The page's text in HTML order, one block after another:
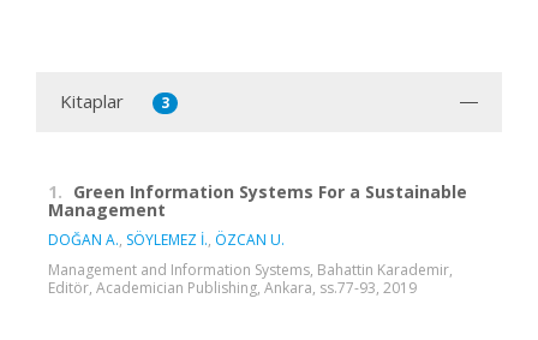
Kitaplar 3
1. Green Information Systems For a Sustainable
Management
DOĞAN A., SÖYLEMEZ İ., ÖZCAN U.
Management and Information Systems, Bahattin Karademir,
Editör, Academician Publishing, Ankara, ss.77-93, 2019